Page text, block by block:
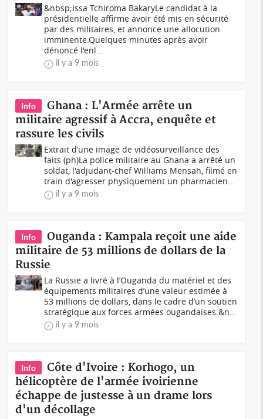
&nbsp;Issa Tchiroma BakaryLe candidat à la
présidentielle affirme avoir été mis en sécurité
par des militaires, et annonce une allocution
imminente.Quelques minutes après avoir
dénoncé l'enl...
il y a 9 mois
Info
Ghana : L'Armée arrête un
militaire agressif à Accra, enquête et
rassure les civils
Extrait d’une image de vidéosurveillance des
faits (ph)La police militaire au Ghana a arrêté un
soldat, l'adjudant-chef Williams Mensah, filmé en
train d'agresser physiquement un pharmacien...
il y a 9 mois
Info
Ouganda : Kampala reçoit une aide
militaire de 53 millions de dollars de la
Russie
La Russie a livré à l’Ouganda du matériel et des
équipements militaires d’une valeur estimée à
53 millions de dollars, dans le cadre d’un soutien
stratégique aux forces armées ougandaises.&n...
il y a 9 mois
Info
Côte d'Ivoire : Korhogo, un
hélicoptère de l'armée ivoirienne
échappe de justesse à un drame lors
d'un décollage